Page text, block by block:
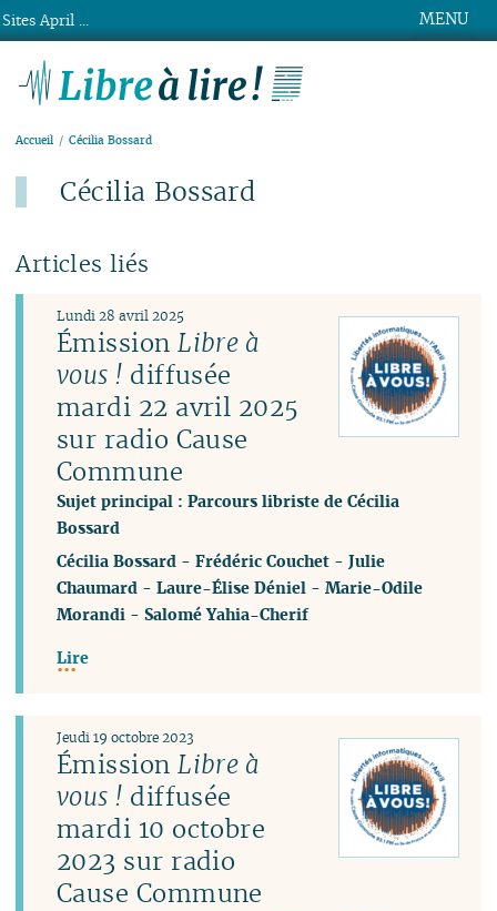
MENU
Accueil Cécilia Bossard
Cécilia Bossard
Articles liés
ÉmissionLibre à
vous ! diffusée
mardi 22 avril 2025
sur radio Cause
Commune
Sujet principal : Parcours libriste de Cécilia
Bossard
Lundi 28 avril 2025
Cécilia Bossard -Frédéric Couchet -Julie
Chaumard -Laure-Élise Déniel -Marie-Odile
Morandi -Salomé Yahia-Cherif
Lire
ÉmissionLibre à
vous ! diffusée
mardi 10 octobre
2023 sur radio
Cause Commune
Jeudi 19 octobre 2023
Sites April ...